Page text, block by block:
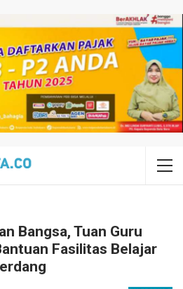
Bangsa, Tuan Guru
Fasilitas Belajar